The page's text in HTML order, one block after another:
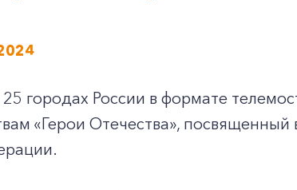
городах России в формате
«Герои Отечества»,